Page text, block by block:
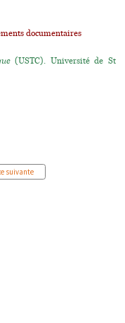
documentaires
(USTC). Université de St
suivante